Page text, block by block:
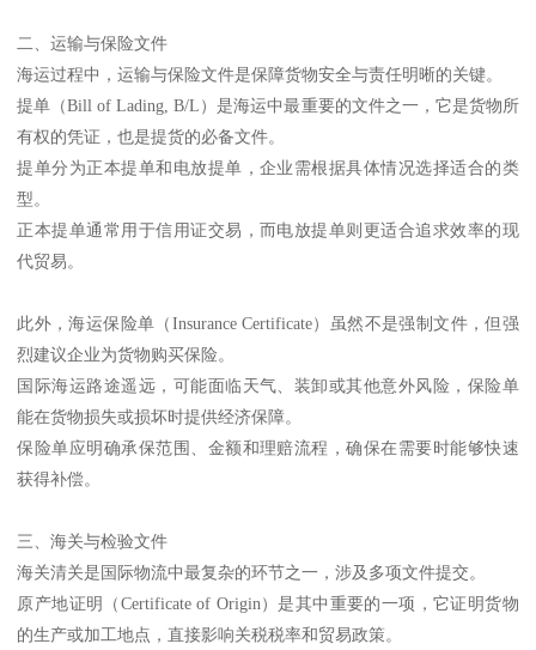
二、运输与保险文件
海运过程中，运输与保险文件是保障货物安全与责任明晰的关键。
提单（Bill of Lading, B/L）是海运中最重要的文件之一，它是货物所
有权的凭证，也是提货的必备文件。
提单分为正本提单和电放提单，企业需根据具体情况选择适合的类
型。
正本提单通常用于信用证交易，而电放提单则更适合追求效率的现
代贸易。
此外，海运保险单（Insurance Certificate）虽然不是强制文件，但强
烈建议企业为货物购买保险。
国际海运路途遥远，可能面临天气、装卸或其他意外风险，保险单
能在货物损失或损坏时提供经济保障。
保险单应明确承保范围、金额和理赔流程，确保在需要时能够快速
获得补偿。
三、海关与检验文件
海关清关是国际物流中最复杂的环节之一，涉及多项文件提交。
原产地证明（Certificate of Origin）是其中重要的一项，它证明货物
的生产或加工地点，直接影响关税税率和贸易政策。